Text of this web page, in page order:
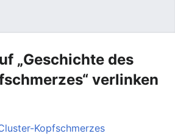
„Geschichte des
verlinken
Kopfschmerzes